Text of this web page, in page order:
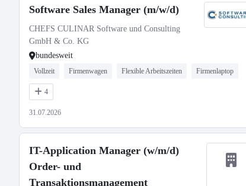
Software Sales Manager (m/w/d)
CHEFS CULINAR Software und Consulting
GmbH & Co. KG
bundesweit
Vollzeit Firmenwagen Flexible Arbeitszeiten Firmenlaptop
4
31.07.2026
IT-Application Manager (w/m/d)
Order- und
Transaktionsmanagement